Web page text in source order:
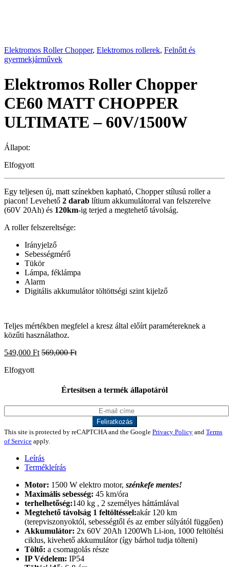
Elektromos Roller Chopper, Elektromos rollerek, Felnőtt és
gyermekjárművek
Elektromos Roller Chopper
CE60 MATT CHOPPER
ULTIMATE – 60V/1500W
Állapot:
Elfogyott
Egy teljesen új, matt színekben kapható, Chopper stílusú roller a
piacon! Levehető 2 darab lítium akkumulátorral van felszerelve
(60V 20Ah) és 120km-ig terjed a megtehető távolság.
A roller felszereltsége:
Irányjelző
Sebességmérő
Tükör
Lámpa, féklámpa
Alarm
Digitális akkumulátor töltöttségi szint kijelző
Teljes mértékben megfelel a kresz által előírt paramétereknek a
közűti használathoz.
549,000 Ft 569,000Ft
Elfogyott
Értesítsen a termék állapotáról
This site is protected by reCAPTCHA and the Google Privacy Policy and Terms
of Service apply.
Leírás
Termékleírás
Motor: 1500 W elektro motor, szénkefe mentes!
Maximális sebesség: 45 km/óra
terhelhetőség:140 kg , 2 személyes háttámlával
Megtehető távolság 1 feltöltéssel:akár 120 km
(terepviszonyoktól, sebességtől és az ember súlyától függően)
Akkumulátor: 2x 60V 20Ah 1200Wh Li-ion, 1000 feltöltési
ciklus, kivehető akkumulátor (így bárhol tudja tölteni)
Töltő: a csomagolás része
IP Védelem: IP54